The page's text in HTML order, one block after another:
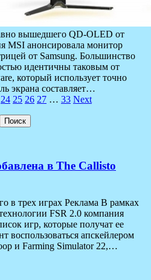
вышедшего QD-OLED от
MSI анонсировала монитор
от Samsung. Большинство
идентичны таковым от
который использует точно
экрана составляет…
24 25 26 27 … 33 Next
в The Callisto
в трех играх Реклама В рамках
FSR 2.0 компания
игр, которые получат ее
воспользоваться апскейлером
и Farming Simulator 22,…